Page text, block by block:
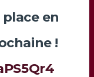
en
!